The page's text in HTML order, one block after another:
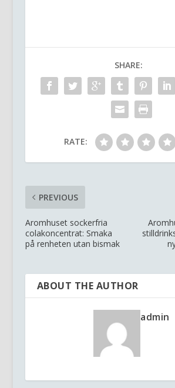
SHARE:
RATE:
PREVIOUS
Aromhuset sockerfria
colakoncentrat: Smaka
på renheten utan bismak
ABOUT THE AUTHOR
admin